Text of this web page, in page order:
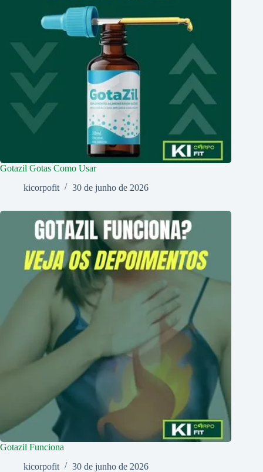
Gotazil Gotas Como Usar
kicorpofit
30 de junho de 2026
Gotazil Funciona
kicorpofit
30 de junho de 2026